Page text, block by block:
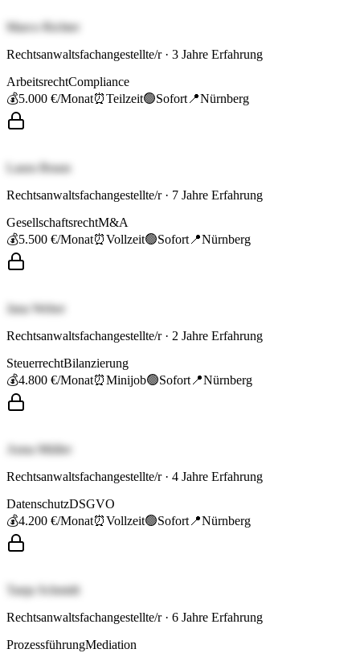
Marco Richter
Rechtsanwaltsfachangestellte/r· 3 Jahre Erfahrung
ArbeitsrechtCompliance
💰5.000 €/Monat⏰Teilzeit🟢Sofort 📍Nürnberg
Laura Braun
Rechtsanwaltsfachangestellte/r· 7 Jahre Erfahrung
GesellschaftsrechtM&A
💰5.500 €/Monat⏰Vollzeit🟢Sofort 📍Nürnberg
Jana Weber
Rechtsanwaltsfachangestellte/r· 2 Jahre Erfahrung
SteuerrechtBilanzierung
💰4.800 €/Monat⏰Minijob🟢Sofort 📍Nürnberg
Anna Müller
Rechtsanwaltsfachangestellte/r· 4 Jahre Erfahrung
DatenschutzDSGVO
💰4.200 €/Monat⏰Vollzeit🟢Sofort 📍Nürnberg
Tanja Schmidt
Rechtsanwaltsfachangestellte/r· 6 Jahre Erfahrung
ProzessführungMediation